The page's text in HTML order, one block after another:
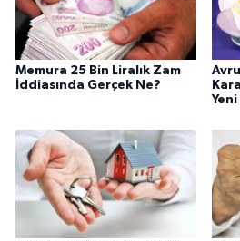
Memura 25 Bin Liralık Zam
İddiasında Gerçek Ne?